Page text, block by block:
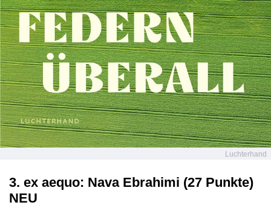
Luchterhand
3. ex aequo: Nava Ebrahimi (27 Punkte)
NEU